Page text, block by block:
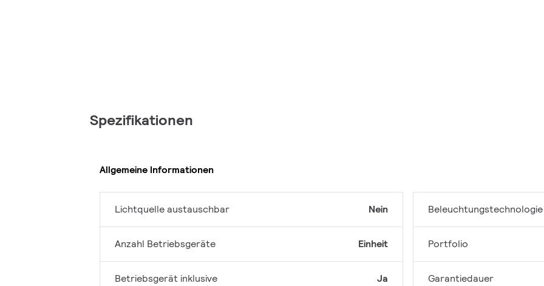
Spezifikationen
Allgemeine Informationen
Lichtquelle austauschbar Nein
Anzahl Betriebsgeräte Einheit
Betriebsgerät inklusive Ja
Beleuchtungstechnologie
Portfolio
Garantiedauer